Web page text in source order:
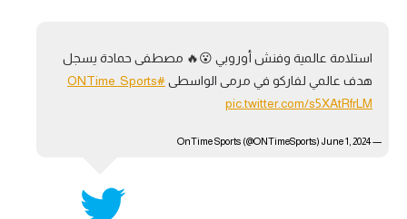
استلامة عالمية وفنش أوروبي 😮🔥 مصطفى حمادة يسجل
هدف عالمي لفاركو في مرمى الواسطى#ONTime_Sports
pic.twitter.com/s5XAtRfrLM
— OnTime Sports (@ONTimeSports)
June 1, 2024